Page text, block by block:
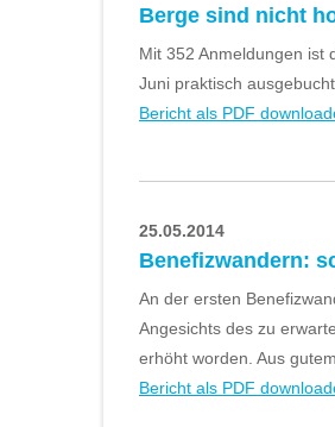
Berge sind nicht
Mit 352 Anmeldungen ist
Juni praktisch
Bericht als PDF
25.05.2014
Benefizwandern:
An der ersten
Angesichts des zu
erhöht worden. Aus
Bericht als PDF